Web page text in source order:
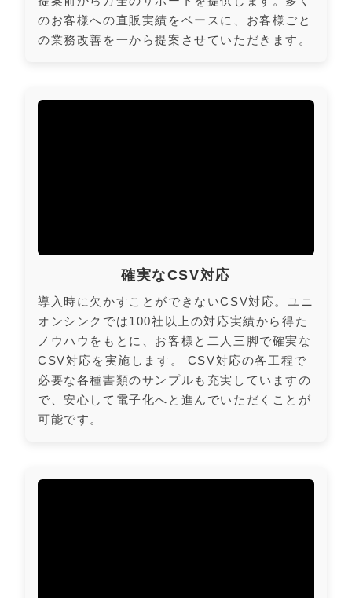
のお客様への直販実績をベースに、お客様ごと
の業務改善を一から提案させていただきます。
確実なCSV対応
導入時に欠かすことができないCSV対応。ユニ
オンシンクでは100社以上の対応実績から得た
ノウハウをもとに、お客様と二人三脚で確実な
CSV対応を実施します。 CSV対応の各工程で
必要な各種書類のサンプルも充実していますの
で、安心して電子化へと進んでいただくことが
可能です。